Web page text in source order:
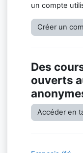
un compte
Créer un
Des
ouverts
Accéder en